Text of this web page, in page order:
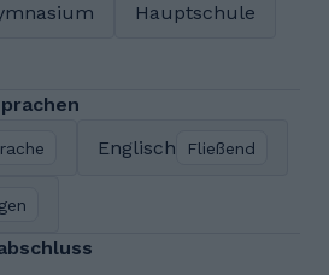
Hauptschule
Englisch Fließend